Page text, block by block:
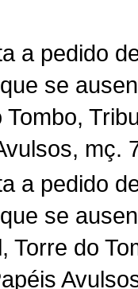
a pedido
se
Tombo,
mç.
a pedido
se
Torre do